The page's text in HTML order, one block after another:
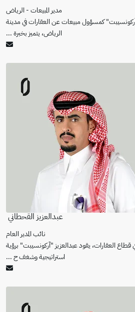
مدير المبيعات - الرياض
كمسؤول مبيعات عن العقارات في مدينة
الرياض، يتميز بخبرة...
عبدالعزيز القحطاني
نائب المدير العام
سنوات في قطاع العقارات، يقود عبدالعزيز "آركونسيبت" برؤية
استراتيجية وشغف ح...